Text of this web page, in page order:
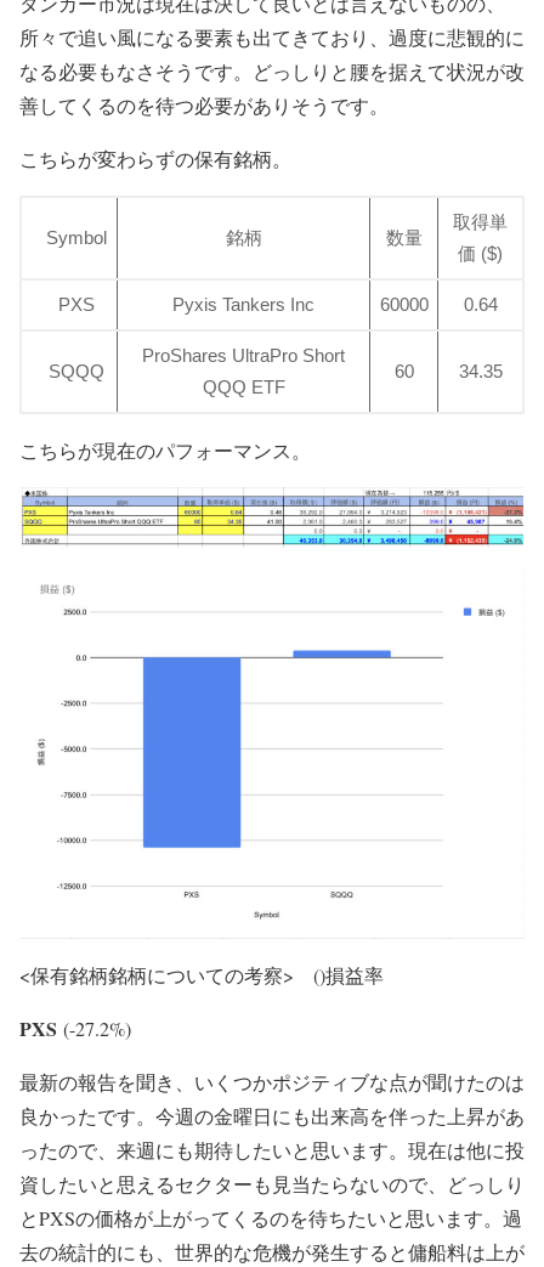
所々で追い風になる要素も出てきており、過度に悲観的に
なる必要もなさそうです。どっしりと腰を据えて状況が改
善してくるのを待つ必要がありそうです。
こちらが変わらずの保有銘柄。
Symbol 銘柄 数量
取得単
価 ($)
PXS Pyxis Tankers Inc 60000 0.64
SQQQ
ProShares UltraPro Short
QQQ ETF
60 34.35
こちらが現在のパフォーマンス。
<保有銘柄銘柄についての考察> ()損益率
PXS (-27.2%)
最新の報告を聞き、いくつかポジティブな点が聞けたのは
良かったです。今週の金曜日にも出来高を伴った上昇があ
ったので、来週にも期待したいと思います。現在は他に投
資したいと思えるセクターも見当たらないので、どっしり
とPXSの価格が上がってくるのを待ちたいと思います。過
去の統計的にも、世界的な危機が発生すると傭船料は上が